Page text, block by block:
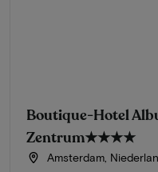
Boutique-Hotel
Zentrum★★★★
Amsterdam,